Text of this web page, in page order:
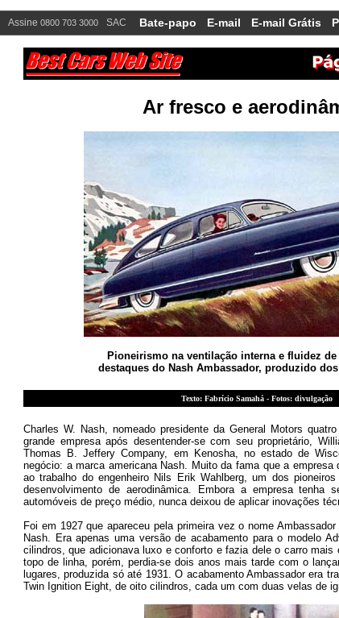
Assine 0800 703 3000 SAC Bate-papo E-mail E-mail Grátis
Ar fresco e
Pioneirismo na ventilação interna e fluidez
destaques do Nash Ambassador, produzido
Texto: Fabrício Samahá - Fotos: divulgação
Charles W. Nash, nomeado presidente da General Motors
grande empresa após desentender-se com seu proprietário,
Thomas B. Jeffery Company, em Kenosha, no estado de
negócio: a marca americana Nash. Muito da fama que a empresa
ao trabalho do engenheiro Nils Erik Wahlberg, um dos
desenvolvimento de aerodinâmica. Embora a empresa tenha
automóveis de preço médio, nunca deixou de aplicar inovações
Foi em 1927 que apareceu pela primeira vez o nome
Nash. Era apenas uma versão de acabamento para o modelo
cilindros, que adicionava luxo e conforto e fazia dele o carro mais
topo de linha, porém, perdia-se dois anos mais tarde com o
lugares, produzida só até 1931. O acabamento Ambassador era
Twin Ignition Eight, de oito cilindros, cada um com duas velas de